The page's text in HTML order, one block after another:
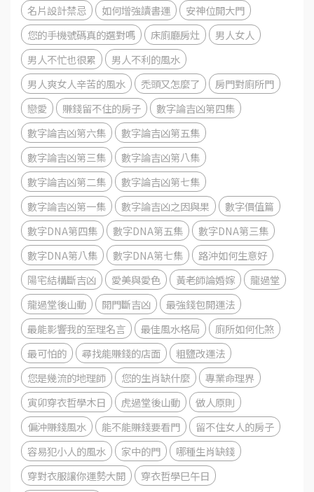
名片設計禁忌 如何增強讀書運
安神位開大門
您的手機號碼真的選對嗎
床廁廳房灶
男人女人
男人不忙也很累
男人不利的風水
男人爽女人辛苦的風水
禿頭又怎麼了
房門對廁所門
戀愛
賺錢留不住的房子
數字論吉凶第四集
數字論吉凶第六集
數字論吉凶第五集
數字論吉凶第三集
數字論吉凶第八集
數字論吉凶第二集
數字論吉凶第七集
數字論吉凶第一集
數字論吉凶之因與果
數字價值篇
數字DNA第四集
數字DNA第五集
數字DNA第三集
數字DNA第八集
數字DNA第七集
路沖如何生意好
陽宅結構斷吉凶
愛美與愛色 黃老師論婚嫁
龍過堂
龍過堂後山動
開門斷吉凶
最強錢包開運法
最能影響我的至理名言
最佳風水格局
廁所如何化煞
最可怕的
尋找能賺錢的店面
粗鹽改運法
您是幾流的地理師
您的生肖缺什麼
專業命理界
寅卯穿衣哲學木日
虎過堂後山動
做人原則
偏沖賺錢風水
能不能賺錢要看門
留不住女人的房子
容易犯小人的風水
家中的門
哪種生肖缺錢
穿對衣服讓你運勢大開
穿衣哲學巳午日